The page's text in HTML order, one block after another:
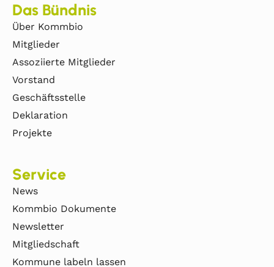
Das Bündnis
Über Kommbio
Mitglieder
Assoziierte Mitglieder
Vorstand
Geschäftsstelle
Deklaration
Projekte
Service
News
Kommbio Dokumente
Newsletter
Mitgliedschaft
Kommune labeln lassen